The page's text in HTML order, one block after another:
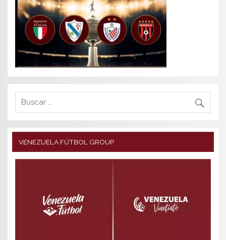
VENEZUELA FÚTBOL GROUP